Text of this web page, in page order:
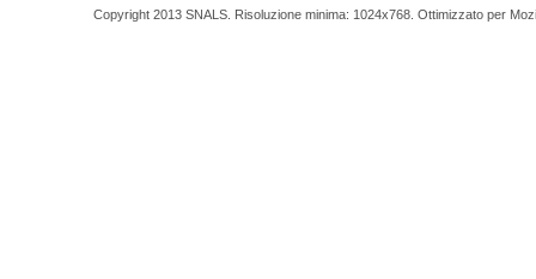
Copyright 2013 SNALS. Risoluzione minima: 1024x768. Ottimizzato per